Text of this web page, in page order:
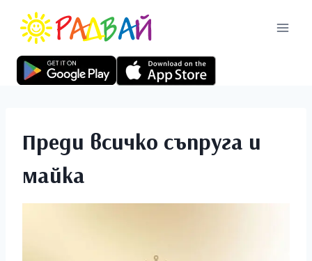
Преди всичко съпруга и
майка